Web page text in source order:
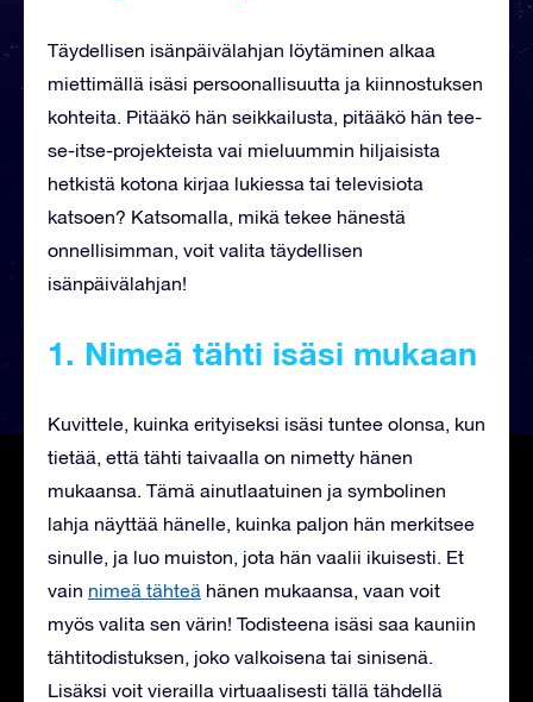
Täydellisen isänpäivälahjan löytäminen alkaa
miettimällä isäsi persoonallisuutta ja kiinnostuksen
kohteita. Pitääkö hän seikkailusta, pitääkö hän tee-
se-itse-projekteista vai mieluummin hiljaisista
hetkistä kotona kirjaa lukiessa tai televisiota
katsoen? Katsomalla, mikä tekee hänestä
onnellisimman, voit valita täydellisen
isänpäivälahjan!
1. Nimeä tähti isäsi mukaan
Kuvittele, kuinka erityiseksi isäsi tuntee olonsa, kun
tietää, että tähti taivaalla on nimetty hänen
mukaansa. Tämä ainutlaatuinen ja symbolinen
lahja näyttää hänelle, kuinka paljon hän merkitsee
sinulle, ja luo muiston, jota hän vaalii ikuisesti. Et
vain nimeä tähteä hänen mukaansa, vaan voit
myös valita sen värin! Todisteena isäsi saa kauniin
tähtitodistuksen, joko valkoisena tai sinisenä.
Lisäksi voit vierailla virtuaalisesti tällä tähdellä